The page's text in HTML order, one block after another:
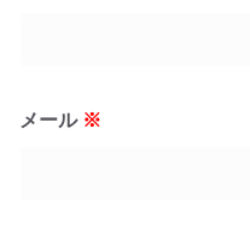
メール ※